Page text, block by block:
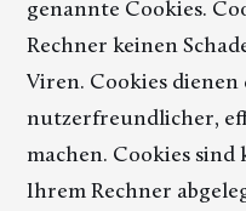
genannte Cookies.
Rechner keinen
Viren. Cookies
nutzerfreundlicher,
machen. Cookies
Ihrem Rechner